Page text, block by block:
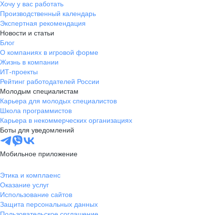
Хочу у вас работать
Производственный календарь
Экспертная рекомендация
Новости и статьи
Блог
О компаниях в игровой форме
Жизнь в компании
ИТ-проекты
Рейтинг работодателей России
Молодым специалистам
Карьера для молодых специалистов
Школа программистов
Карьера в некоммерческих организациях
Боты для уведомлений
Мобильное приложение
Этика и комплаенс
Оказание услуг
Использование сайтов
Защита персональных данных